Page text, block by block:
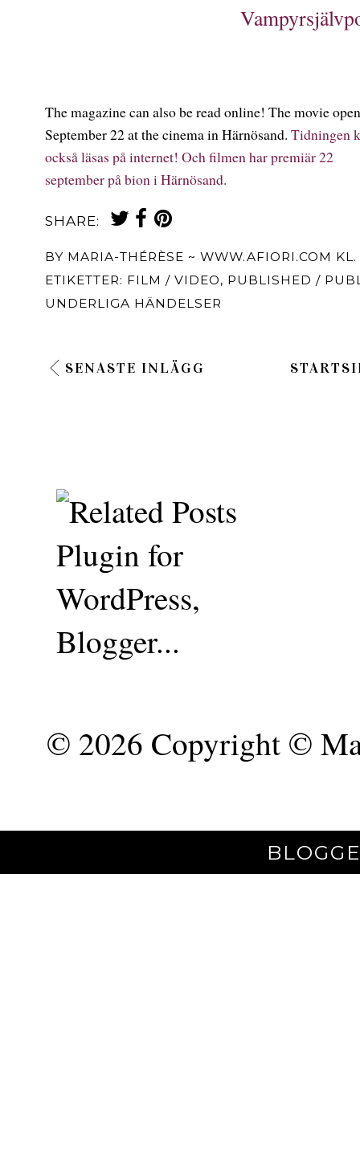
The magazine can also be read online! The movie
September 22 at the cinema in Härnösand. Tidningen
också läsas på internet! Och filmen har premiär 22
september på bion i Härnösand.
SHARE:
BY MARIA-THÉRÈSE ~ WWW.AFIORI.COM KL.
ETIKETTER: FILM / VIDEO, PUBLISHED /
UNDERLIGA HÄNDELSER
SENASTE INLÄGG
© 2026 Copyright ©